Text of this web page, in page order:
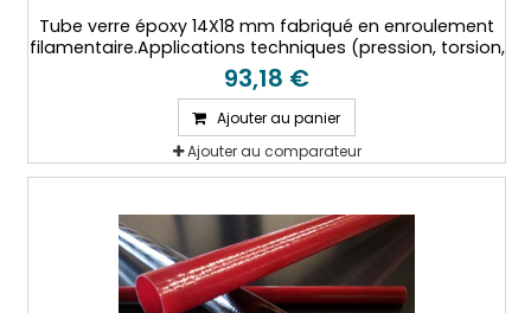
Tube verre époxy 14X18 mm fabriqué en enroulement
filamentaire.Applications techniques (pression, torsion,
hautes températures...)
93,18 €
Ajouter au panier
Ajouter au comparateur